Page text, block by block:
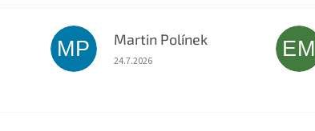
z 5 hvězdiček.MP Martin Polínek
Hodnocení obchodu je 5 z 5 hvězdiček.
24.7.2026
EM